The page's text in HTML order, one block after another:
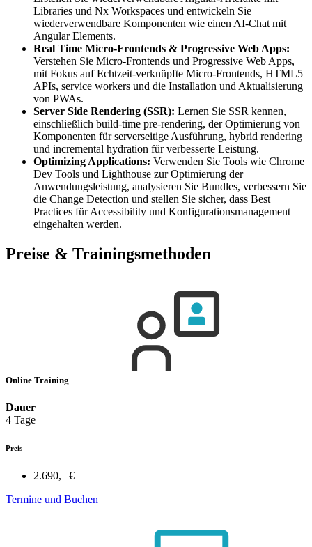
Libraries und Nx Workspaces und entwickeln Sie
wiederverwendbare Komponenten wie einen AI-Chat mit
Angular Elements.
Real Time Micro-Frontends & Progressive Web Apps:
Verstehen Sie Micro-Frontends und Progressive Web Apps,
mit Fokus auf Echtzeit-verknüpfte Micro-Frontends, HTML5
APIs, service workers und die Installation und Aktualisierung
von PWAs.
Server Side Rendering (SSR): Lernen Sie SSR kennen,
einschließlich build-time pre-rendering, der Optimierung von
Komponenten für serverseitige Ausführung, hybrid rendering
und incremental hydration für verbesserte Leistung.
Optimizing Applications: Verwenden Sie Tools wie Chrome
Dev Tools und Lighthouse zur Optimierung der
Anwendungsleistung, analysieren Sie Bundles, verbessern Sie
die Change Detection und stellen Sie sicher, dass Best
Practices für Accessibility und Konfigurationsmanagement
eingehalten werden.
Preise & Trainingsmethoden
Online Training
Dauer
4 Tage
Preis
2.690,– €
Termine und Buchen